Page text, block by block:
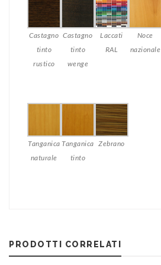
Castagno
tinto
rustico
Castagno
tinto
wenge
Laccati
RAL
Noce
nazionale
Tanganica
naturale
Tanganica
tinto
Zebrano
PRODOTTI CORRELATI